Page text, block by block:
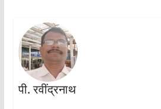
पी. रवींद्रनाथ